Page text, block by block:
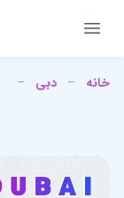
خانه – دبی –